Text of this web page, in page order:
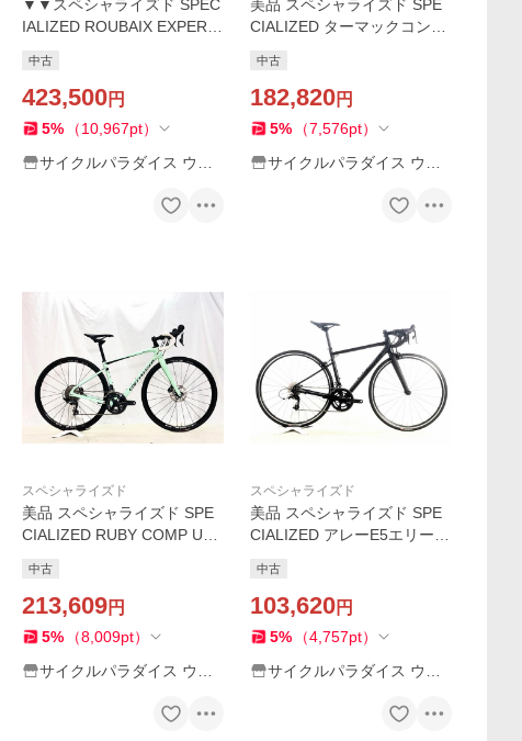
▼▼スペシャライズド SPEC
IALIZED ROUBAIX EXPERT
2022年 カーボン ロードバイ
ク 49サイズ 2×12速
中古
423,500円
5% （10,967pt）
サイクルパラダイス ウェ
美品 スペシャライズド SPE
CIALIZED ターマックコンプ
2017年 カーボンロードバイ
ク 54サイズ サガンレプリカ
【値下げ】
中古
182,820円
5% （7,576pt）
サイクルパラダイス ウェ
スペシャライズド
美品 スペシャライズド SPE
CIALIZED RUBY COMP ULT
ボン 48サイズ グロス/ミント
コズミック/ブラック
中古
213,609円
5% （8,009pt）
サイクルパラダイス ウェ
スペシャライズド
美品 スペシャライズド SPE
CIALIZED アレーE5エリート
年 ロードバイク 49サイズ サ
テンブラック【値下げ】
中古
103,620円
5% （4,757pt）
サイクルパラダイス ウェ